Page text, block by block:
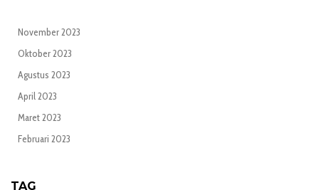
November 2023
Oktober 2023
Agustus 2023
April 2023
Maret 2023
Februari 2023
TAG